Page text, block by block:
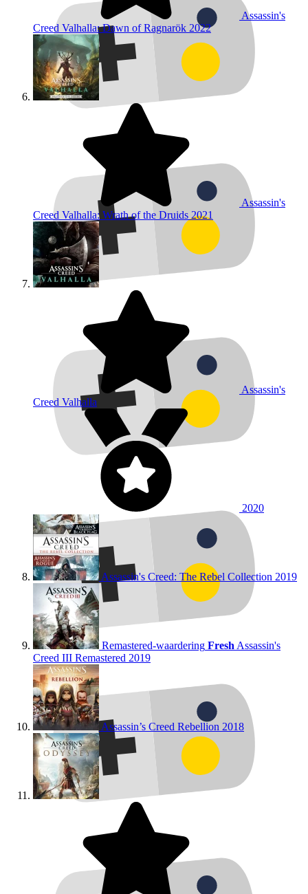
Assassin's
Creed Valhalla: Dawn of Ragnarök 2022
Assassin's
Creed Valhalla: Wrath of the Druids 2021
Assassin's
Creed Valhalla
2020
Assassin's Creed: The Rebel Collection 2019
Remastered-waardering Fresh Assassin's
Creed III Remastered 2019
Assassin’s Creed Rebellion 2018